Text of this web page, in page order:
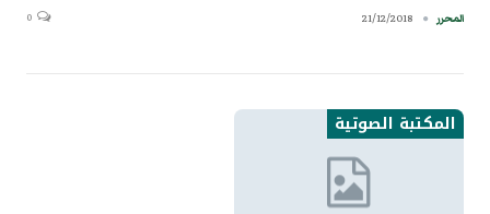
المحرر 21/12/2018
المكتبة الصوتية